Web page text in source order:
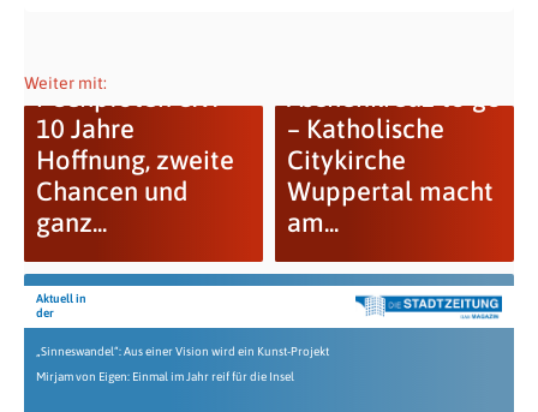
Weiter mit:
Pechpfoten e.V. –
10 Jahre
Hoffnung, zweite
Chancen und
ganz...
– Katholische
Citykirche
Wuppertal macht
am...
Aktuell in
der
„Sinneswandel“: Aus einer Vision wird ein Kunst-Projekt
Mirjam von Eigen: Einmal im Jahr reif für die Insel